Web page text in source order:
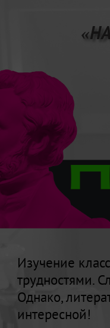
Изучение
трудностями.
Однако,
интересной!